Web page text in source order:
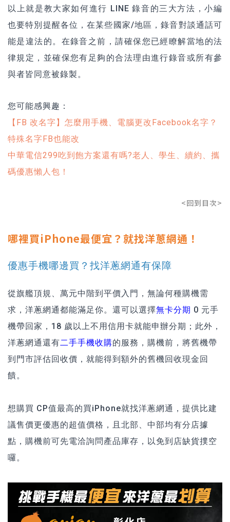
以上就是教大家如何進行 LINE 錄音的三大方法，小編
也要特別提醒各位，在某些國家/地區，錄音對談通話可
能是違法的。在錄音之前，請確保您已經瞭解當地的法
律規定，並確保您有足夠的合法理由進行錄音或所有參
與者皆同意被錄製。
您可能感興趣：
【FB 改名字】怎麼用手機、電腦更改Facebook名字？
特殊名字FB也能改
中華電信299吃到飽方案還有嗎?老人、學生、續約、攜
碼優惠懶人包！
<回到目次>
哪裡買iPhone最便宜？就找洋蔥網通！
優惠手機哪邊買？找洋蔥網通有保障
從旗艦頂規、萬元中階到平價入門，無論何種購機需
求，洋蔥網通都能滿足你。還可以選擇無卡分期 0 元手
機帶回家，18 歲以上不用信用卡就能申辦分期；此外，
洋蔥網通還有二手手機收購的服務，購機前，將舊機帶
到門市評估回收價，就能得到額外的舊機回收現金回
饋。
想購買 CP值最高的買iPhone就找洋蔥網通，提供比建
議售價更優惠的超值價格，且北部、中部均有分店據
點，購機前可先電洽詢問產品庫存，以免到店缺貨撲空
囉。